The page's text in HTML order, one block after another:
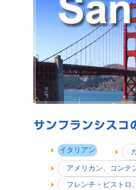
イタリアン
アメリカン、コンテ
フレンチ・ビストロ